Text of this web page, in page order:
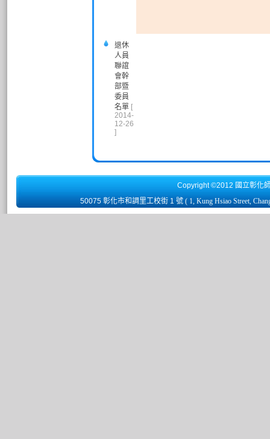
退休
人員
聯誼
會幹
部暨
委員
名單 [
2014-
12-26
]
Copyright ©2012 國立彰化
50075 彰化市和調里工校街 1 號 ( 1, Kung Hsiao Street,